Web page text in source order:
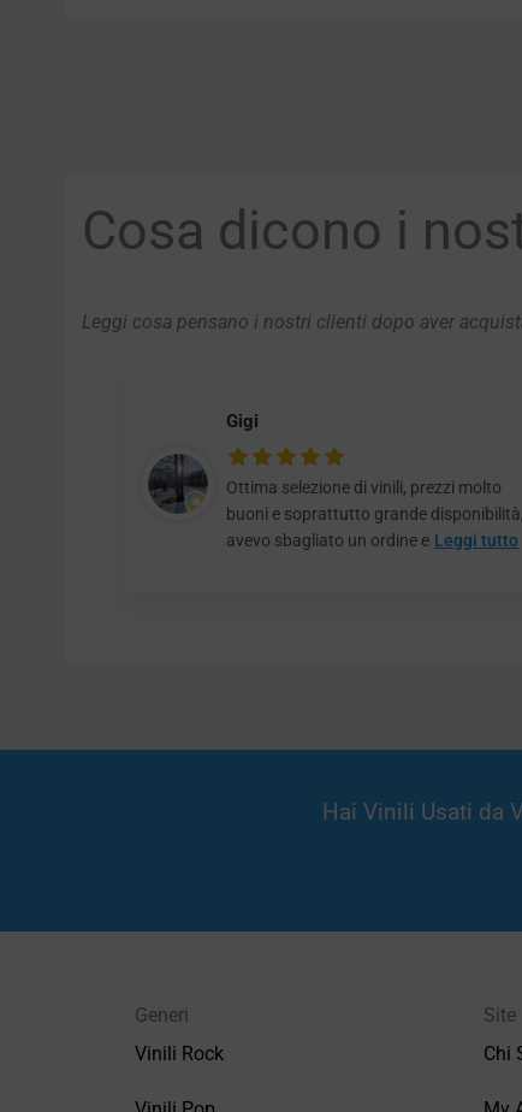
Cosa dicono i
Leggi cosa pensano i nostri clienti dopo aver
Gigi
Ottima selezione di vinili, prezzi molto
buoni e soprattutto grande disponibilità,
avevo sbagliato un ordine e Leggi tutto
Hai Vinili Usati da
Generi
Vinili Rock
Site
Chi